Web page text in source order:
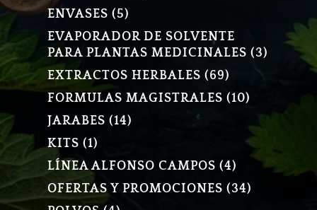
ENVASES 55
PRODUCTOS
EVAPORADOR DE SOLVENTE
PARA PLANTAS MEDICINALES
33
EXTRACTOS HERBALES 6969
PRODUCTOS
FORMULAS MAGISTRALES 1010
JARABES 1414
KITS 11
PRODUCTO
LÍNEA ALFONSO CAMPOS 44
PRODUCTOS
OFERTAS Y PROMOCIONES 3434